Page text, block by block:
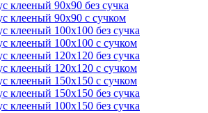
клееный 90х90 без сучка
клееный 90х90 с сучком
клееный 100х100 без сучка
клееный 100х100 с сучком
клееный 120х120 без сучка
клееный 120х120 с сучком
клееный 150х150 с сучком
клееный 150х150 без сучка
клееный 100х150 без сучка